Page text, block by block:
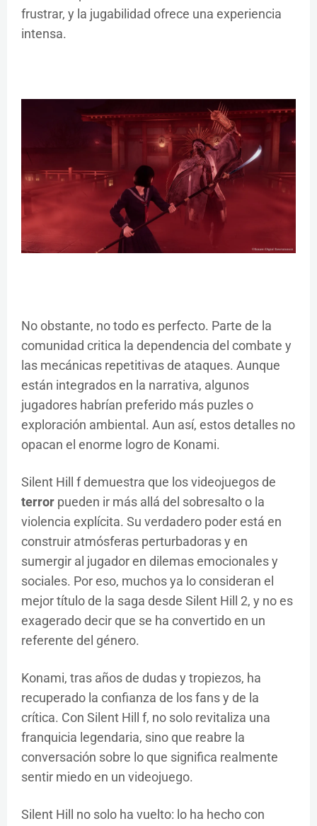
frustrar, y la jugabilidad ofrece una experiencia
intensa.
No obstante, no todo es perfecto. Parte de la
comunidad critica la dependencia del combate y
las mecánicas repetitivas de ataques. Aunque
están integrados en la narrativa, algunos
jugadores habrían preferido más puzles o
exploración ambiental. Aun así, estos detalles no
opacan el enorme logro de Konami.
Silent Hill f demuestra que los videojuegos de
terror pueden ir más allá del sobresalto o la
violencia explícita. Su verdadero poder está en
construir atmósferas perturbadoras y en
sumergir al jugador en dilemas emocionales y
sociales. Por eso, muchos ya lo consideran el
mejor título de la saga desde Silent Hill 2, y no es
exagerado decir que se ha convertido en un
referente del género.
Konami, tras años de dudas y tropiezos, ha
recuperado la confianza de los fans y de la
crítica. Con Silent Hill f, no solo revitaliza una
franquicia legendaria, sino que reabre la
conversación sobre lo que significa realmente
sentir miedo en un videojuego.
Silent Hill no solo ha vuelto: lo ha hecho con